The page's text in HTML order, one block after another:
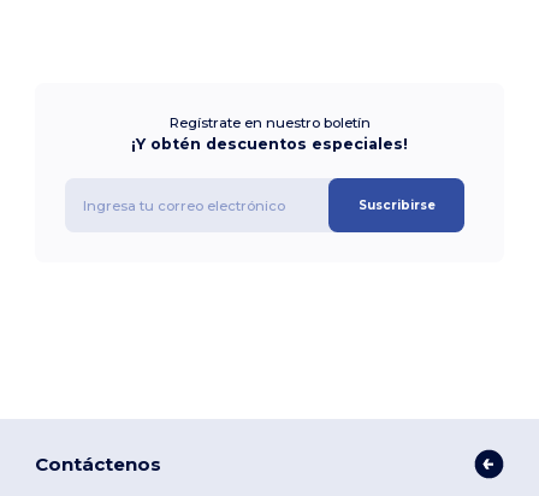
Regístrate en nuestro boletín
¡Y obtén descuentos especiales!
Suscribirse
Contáctenos